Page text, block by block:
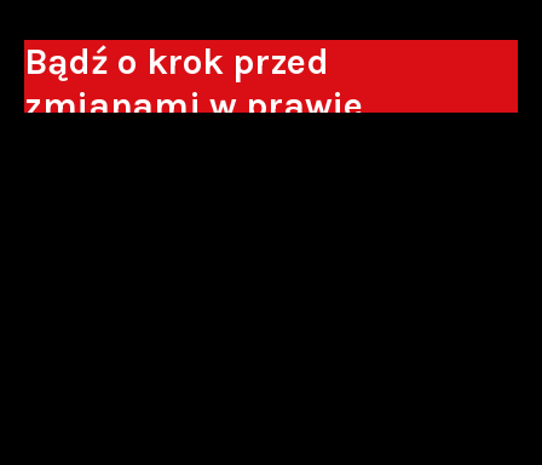
Bądź o krok przed
zmianami w prawie